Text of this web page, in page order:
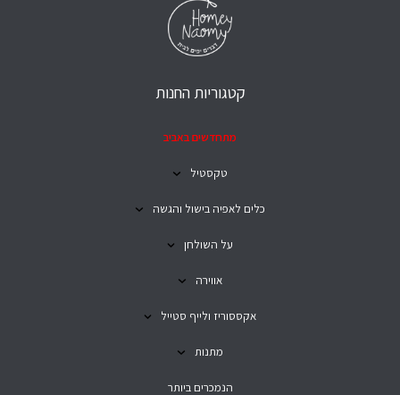
קטגוריות החנות
מתחדשים באביב
טקסטיל
כלים לאפיה בישול והגשה
על השולחן
אווירה
אקססוריז ולייף סטייל
מתנות
הנמכרים ביותר